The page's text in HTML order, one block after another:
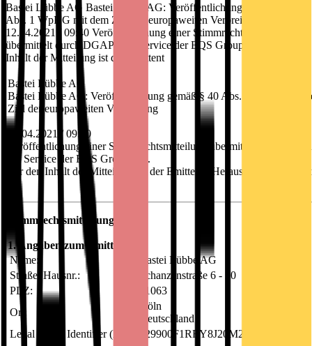
Bastei Lübbe AG Bastei Lübbe AG: Veröffentlichung gemäß § 40
Abs. 1 WpHG mit dem Ziel der europaweiten Verbreitung
12.04.2021 / 09:40 Veröffentlichung einer Stimmrechtsmitteilung
übermittelt durch DGAP - ein Service der EQS Group AG. Für den
Inhalt der Mitteilung ist der Emittent
Bastei Lübbe AG
Bastei Lübbe AG: Veröffentlichung gemäß § 40 Abs. 1 WpHG mit
Ziel der europaweiten Verbreitung
12.04.2021 / 09:40
Veröffentlichung einer Stimmrechtsmitteilung übermittelt durch
ein Service der EQS Group AG.
Für den Inhalt der Mitteilung ist der Emittent / Herausgeber
Stimmrechtsmitteilung
1. Angaben zum Emittenten
Name:
Bastei Lübbe AG
Straße, Hausnr.:
Schanzenstraße 6 - 20
PLZ:
51063
Ort:
Köln
Deutschland
Legal Entity Identifier (LEI):
529900F1RRY8J20M2I79